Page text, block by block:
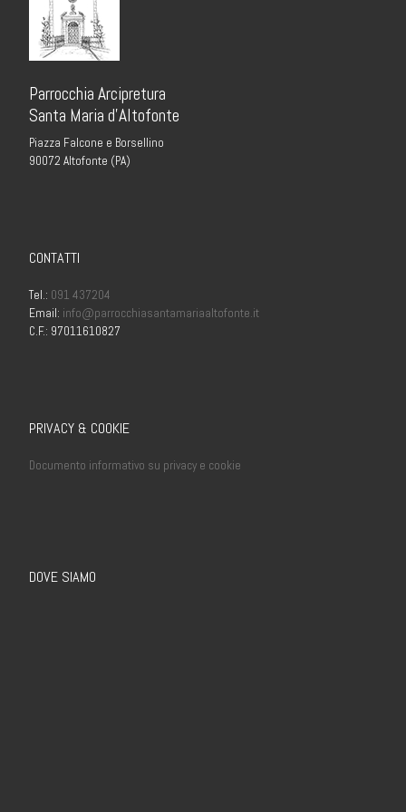
Parrocchia Arcipretura
Santa Maria d’Altofonte
Piazza Falcone e Borsellino
90072 Altofonte (PA)
CONTATTI
Tel.: 091 437204
Email: info@parrocchiasantamariaaltofonte.it
C.F.: 97011610827
PRIVACY & COOKIE
Documento informativo su privacy e cookie
DOVE SIAMO